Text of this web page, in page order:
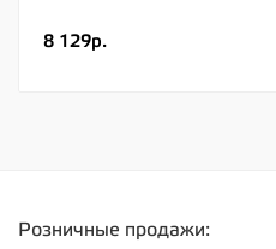
8 129р.
Розничные продажи: